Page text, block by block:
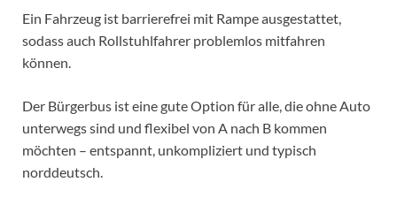
Ein Fahrzeug ist barrierefrei mit Rampe ausgestattet,
sodass auch Rollstuhlfahrer problemlos mitfahren
können.
Der Bürgerbus ist eine gute Option für alle, die ohne Auto
unterwegs sind und flexibel von A nach B kommen
möchten – entspannt, unkompliziert und typisch
norddeutsch.